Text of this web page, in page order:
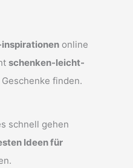
online
schenken-leicht-
finden.
schnell gehen
Ideen für